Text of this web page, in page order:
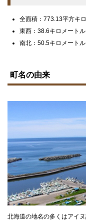
全面積：773.13平方キ
東西：38.6キロメートル
南北：50.5キロメートル
プ
に
町名の由来
北海道の地名の多くはアイ